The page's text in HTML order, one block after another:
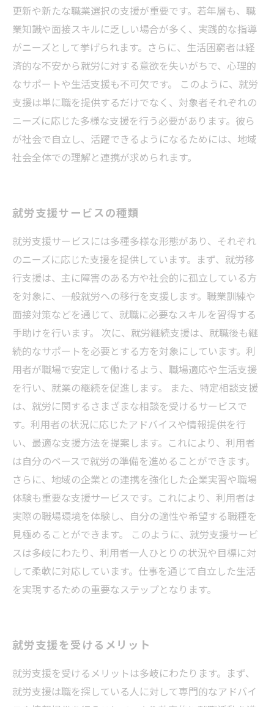
更新や新たな職業選択の支援が重要です。若年層も、職
業知識や面接スキルに乏しい場合が多く、実践的な指導
がニーズとして挙げられます。さらに、生活困窮者は経
済的な不安から就労に対する意欲を失いがちで、心理的
なサポートや生活支援も不可欠です。 このように、就労
支援は単に職を提供するだけでなく、対象者それぞれの
ニーズに応じた多様な支援を行う必要があります。彼ら
が社会で自立し、活躍できるようになるためには、地域
社会全体での理解と連携が求められます。
就労支援サービスの種類
就労支援サービスには多種多様な形態があり、それぞれ
のニーズに応じた支援を提供しています。まず、就労移
行支援は、主に障害のある方や社会的に孤立している方
を対象に、一般就労への移行を支援します。職業訓練や
面接対策などを通じて、就職に必要なスキルを習得する
手助けを行います。 次に、就労継続支援は、就職後も継
続的なサポートを必要とする方を対象にしています。利
用者が職場で安定して働けるよう、職場適応や生活支援
を行い、就業の継続を促進します。 また、特定相談支援
は、就労に関するさまざまな相談を受けるサービスで
す。利用者の状況に応じたアドバイスや情報提供を行
い、最適な支援方法を提案します。これにより、利用者
は自分のペースで就労の準備を進めることができます。
さらに、地域の企業との連携を強化した企業実習や職場
体験も重要な支援サービスです。これにより、利用者は
実際の職場環境を体験し、自分の適性や希望する職種を
見極めることができます。 このように、就労支援サービ
スは多岐にわたり、利用者一人ひとりの状況や目標に対
して柔軟に対応しています。仕事を通じて自立した生活
を実現するための重要なステップとなります。
就労支援を受けるメリット
就労支援を受けるメリットは多岐にわたります。まず、
就労支援は職を探している人に対して専門的なアドバイ